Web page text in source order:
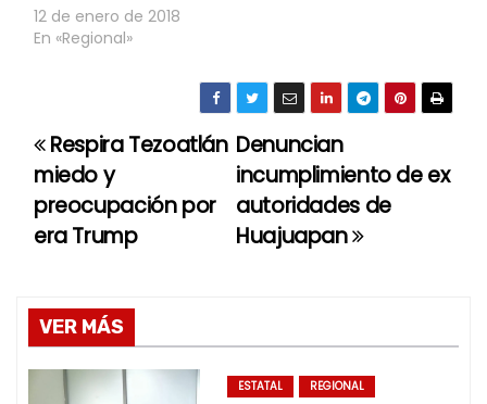
12 de enero de 2018
En «Regional»
N
a
v
g
a
Denuncian
incumplimiento de ex
autoridades de
Huajuapan
Respira Tezoatlán
miedo y
preocupación por
era Trump
VER MÁS
ESTATAL REGIONAL